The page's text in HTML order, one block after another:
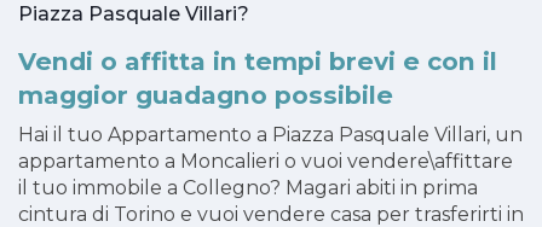
Piazza Pasquale Villari?
Vendi o affitta in tempi brevi e con il
maggior guadagno possibile
Hai il tuo Appartamento a Piazza Pasquale Villari, un
appartamento a Moncalieri o vuoi vendere\affittare
il tuo immobile a Collegno? Magari abiti in prima
cintura di Torino e vuoi vendere casa per trasferirti in